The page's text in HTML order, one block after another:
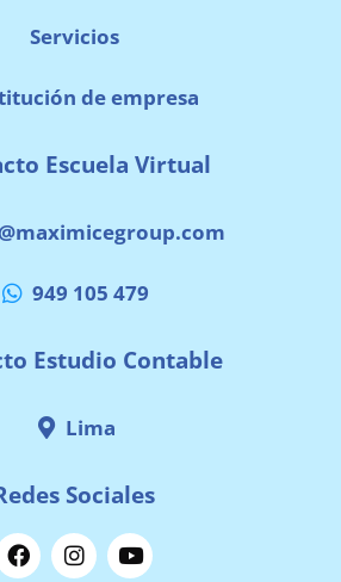
Servicios
de empresa
Escuela Virtual
949 105 479
Estudio Contable
Lima
Sociales